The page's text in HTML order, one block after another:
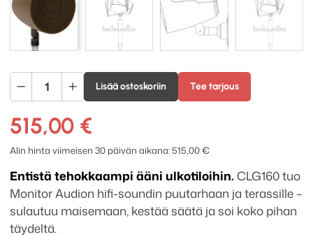
Monitor
Audio
CLG160
ulkokaiutin
määrä
Lisää ostoskoriin Tee tarjous
515,00 €
Alin hinta viimeisen 30 päivän aikana: 515,00€
Entistä tehokkaampi ääni ulkotiloihin. CLG160 tuo
Monitor Audion hifi-soundin puutarhaan ja terassille –
sulautuu maisemaan, kestää säätä ja soi koko pihan
täydeltä.